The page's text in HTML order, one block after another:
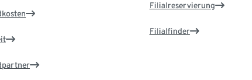
Filialreservierung
Filialfinder